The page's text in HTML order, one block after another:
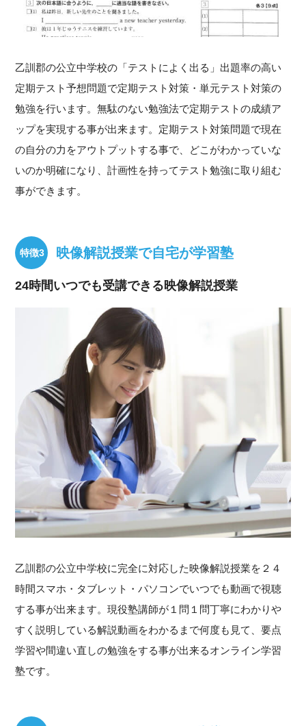
乙訓郡の公立中学校の「テストによく出る」出題率の高い
定期テスト予想問題で定期テスト対策・単元テスト対策の
勉強を行います。無駄のない勉強法で定期テストの成績ア
ップを実現する事が出来ます。定期テスト対策問題で現在
の自分の力をアウトプットする事で、どこがわかっていな
いのか明確になり、計画性を持ってテスト勉強に取り組む
事ができます。
映像解説授業で自宅が学習塾
24時間いつでも受講できる映像解説授業
乙訓郡の公立中学校に完全に対応した映像解説授業を２４
時間スマホ・タブレット・パソコンでいつでも動画で視聴
する事が出来ます。現役塾講師が１問１問丁寧にわかりや
すく説明している解説動画をわかるまで何度も見て、要点
学習や間違い直しの勉強をする事が出来るオンライン学習
塾です。